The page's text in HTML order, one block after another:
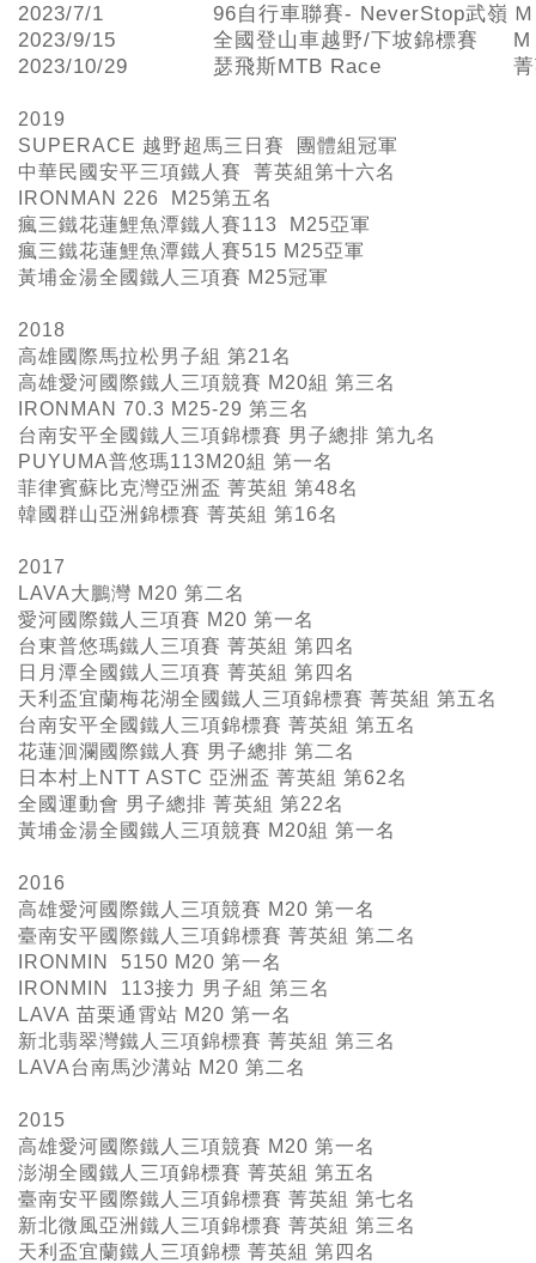
2023/7/1
96自行車聯賽- NeverStop武嶺
2023/9/15
全國登山車越野/下坡錦標賽
2023/10/29
瑟飛斯MTB Race
2019
SUPERACE 越野超馬三日賽 團體組冠軍
中華民國安平三項鐵人賽 菁英組第十六名
IRONMAN 226 M25第五名
瘋三鐵花蓮鯉魚潭鐵人賽113 M25亞軍
瘋三鐵花蓮鯉魚潭鐵人賽515 M25亞軍
黃埔金湯全國鐵人三項賽 M25冠軍
2018
高雄國際馬拉松男子組 第21名
高雄愛河國際鐵人三項競賽 M20組 第三名
IRONMAN 70.3 M25-29 第三名
台南安平全國鐵人三項錦標賽 男子總排 第九名
PUYUMA普悠瑪113M20組 第一名
菲律賓蘇比克灣亞洲盃 菁英組 第48名
韓國群山亞洲錦標賽 菁英組 第16名
2017
LAVA大鵬灣 M20 第二名
愛河國際鐵人三項賽 M20 第一名
台東普悠瑪鐵人三項賽 菁英組 第四名
日月潭全國鐵人三項賽 菁英組 第四名
天利盃宜蘭梅花湖全國鐵人三項錦標賽 菁英組 第五名
台南安平全國鐵人三項錦標賽 菁英組 第五名
花蓮洄瀾國際鐵人賽 男子總排 第二名
日本村上NTT ASTC 亞洲盃 菁英組 第62名
全國運動會 男子總排 菁英組 第22名
黃埔金湯全國鐵人三項競賽 M20組 第一名
2016
高雄愛河國際鐵人三項競賽 M20 第一名
臺南安平國際鐵人三項錦標賽 菁英組 第二名
IRONMIN 5150 M20 第一名
IRONMIN 113接力 男子組 第三名
LAVA 苗栗通霄站 M20 第一名
新北翡翠灣鐵人三項錦標賽 菁英組 第三名
LAVA台南馬沙溝站 M20 第二名
2015
高雄愛河國際鐵人三項競賽 M20 第一名
澎湖全國鐵人三項錦標賽 菁英組 第五名
臺南安平國際鐵人三項錦標賽 菁英組 第七名
新北微風亞洲鐵人三項錦標賽 菁英組 第三名
天利盃宜蘭鐵人三項錦標 菁英組 第四名